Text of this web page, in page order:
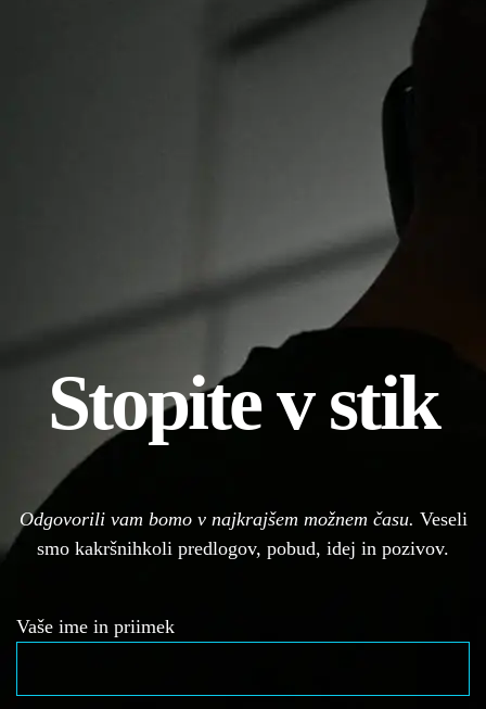
Stopite v stik
Odgovorili vam bomo v najkrajšem možnem času. Veseli
smo kakršnihkoli predlogov, pobud, idej in pozivov.
Vaše ime in priimek